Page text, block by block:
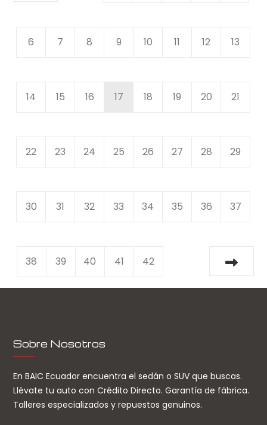
6 7 8 9 10 11 12 13
14 15 16 17 18 19 20 21
22 23 24 25 26 27 28 29
30 31 32 33 34 35 36 37
38 39 40 41 42
Sobre Nosotros
En BAIC Ecuador encuentra el sedán o SUV que buscas.
Llévate tu auto con Crédito Directo. Garantía de fábrica.
Talleres especializados y repuestos genuinos.